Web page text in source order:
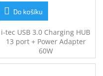
Do košíku
i-tec USB 3.0 Charging HUB
13 port + Power Adapter
60W